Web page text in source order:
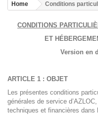
Home Conditions
CONDITIONS
ET
Version en
ARTICLE 1 : OBJET
Les présentes conditions
générales de service
techniques et financières dans